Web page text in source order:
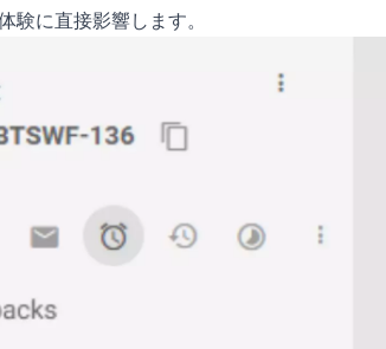
に直接影響します。